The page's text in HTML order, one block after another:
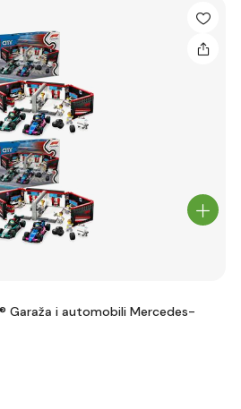
Garaža i automobili Mercedes-